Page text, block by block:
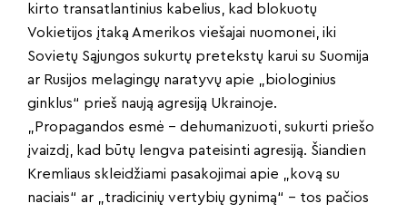
kirto transatlantinius kabelius, kad blokuotų
Vokietijos įtaką Amerikos viešajai nuomonei, iki
Sovietų Sąjungos sukurtų pretekstų karui su Suomija
ar Rusijos melagingų naratyvų apie „biologinius
ginklus“ prieš naują agresiją Ukrainoje.
„Propagandos esmė – dehumanizuoti, sukurti priešo
įvaizdį, kad būtų lengva pateisinti agresiją. Šiandien
Kremliaus skleidžiami pasakojimai apie „kovą su
naciais“ ar „tradicinių vertybių gynimą“ – tos pačios